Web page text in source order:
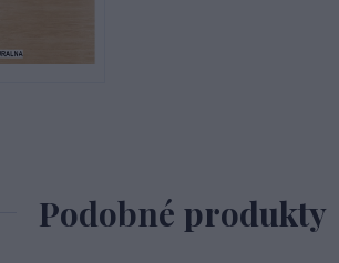
Podobné produkty